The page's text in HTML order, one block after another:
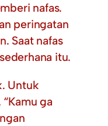
nafas.
peringatan
Saat nafas
itu.
Untuk
ga